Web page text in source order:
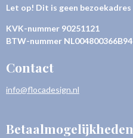
Let op! Dit is geen bezoekadres
KVK-nummer 90251121
BTW-nummer NL004800366B94
Contact
info@flocadesign.nl
Betaalmogelijkheden